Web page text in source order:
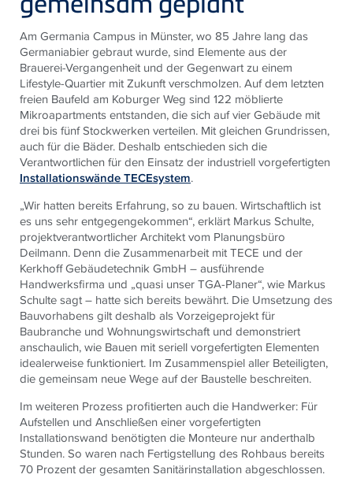
Am Germania Campus in Münster, wo 85 Jahre lang das
Germaniabier gebraut wurde, sind Elemente aus der
Brauerei-Vergangenheit und der Gegenwart zu einem
Lifestyle-Quartier mit Zukunft verschmolzen. Auf dem letzten
freien Baufeld am Koburger Weg sind 122 möblierte
Mikroapartments entstanden, die sich auf vier Gebäude mit
drei bis fünf Stockwerken verteilen. Mit gleichen Grundrissen,
auch für die Bäder. Deshalb entschieden sich die
Verantwortlichen für den Einsatz der industriell vorgefertigten
InstallationswändeTECEsystem.
„Wir hatten bereits Erfahrung, so zu bauen. Wirtschaftlich ist
es uns sehr entgegengekommen“, erklärt Markus Schulte,
projektverantwortlicher Architekt vom Planungsbüro
Deilmann. Denn die Zusammenarbeit mitTECE und der
Kerkhoff Gebäudetechnik GmbH – ausführende
Handwerksfirma und „quasi unser TGA-Planer“, wie Markus
Schulte sagt – hatte sich bereits bewährt. Die Umsetzung des
Bauvorhabens gilt deshalb als Vorzeigeprojekt für
Baubranche und Wohnungswirtschaft und demonstriert
anschaulich, wie Bauen mit seriell vorgefertigten Elementen
idealerweise funktioniert. Im Zusammenspiel aller Beteiligten,
die gemeinsam neue Wege auf der Baustelle beschreiten.
Im weiteren Prozess profitierten auch die Handwerker: Für
Aufstellen und Anschließen einer vorgefertigten
Installationswand benötigten die Monteure nur anderthalb
Stunden. So waren nach Fertigstellung des Rohbaus bereits
70 Prozent der gesamten Sanitärinstallation abgeschlossen.